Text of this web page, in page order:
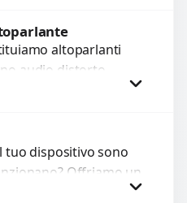
altoparlanti
audio distorto,
Utilizziamo ricambi di
tuo dispositivo sono
Offriamo un
o sostituzione